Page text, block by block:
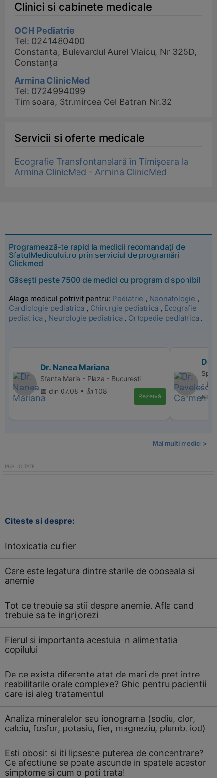
Clinici si cabinete medicale
OCH Pediatrie
Tel: 0241480400
Constanta, Bulevardul Aurel Vlaicu, Nr 325D,
Constanța
Armina ClinicMed
Tel: 0724994099
Timisoara, Str.mircea Cel Batran Nr.32
Servicii si oferte medicale
Ecografie Transfontanelară în Timișoara la
Armina ClinicMed - Armina ClinicMed
Programează-te rapid la medicii recomandați de
SfatulMedicului.ro prin serviciul de programări
Clickmed
Găsești peste 7500 de medici cu program disponibil
Alege medicul potrivit pentru: Pediatrie , Neonatologie ,
Cardiologie pediatrica , Chirurgie pediatrica , Ecografie
pediatrica , Neurologie pediatrica , Ortopedie pediatrica .
Dr. Nanea Mariana
Sfanta Maria - Plaza - Bucuresti
📅 din 07.08 • 👍 108
Rezervă
Dr.
-
📅
Mai multi medici >
Citeste si despre:
Intoxicatia cu fier
Care este legatura dintre starile de oboseala si
anemie
Tot ce trebuie sa stii despre anemie. Afla cand
trebuie sa te ingrijorezi
Fierul si importanta acestuia in alimentatia
copilului
De ce exista diferente atat de mari de pret intre
reabilitarile orale complexe? Ghid pentru pacientii
care isi aleg tratamentul
Analiza mineralelor sau ionograma (sodiu, clor,
calciu, fosfor, potasiu, fier, magneziu, plumb, iod)
Esti obosit si iti lipseste puterea de concentrare?
Ce afectiune se poate ascunde in spatele acestor
simptome si cum o poti trata!